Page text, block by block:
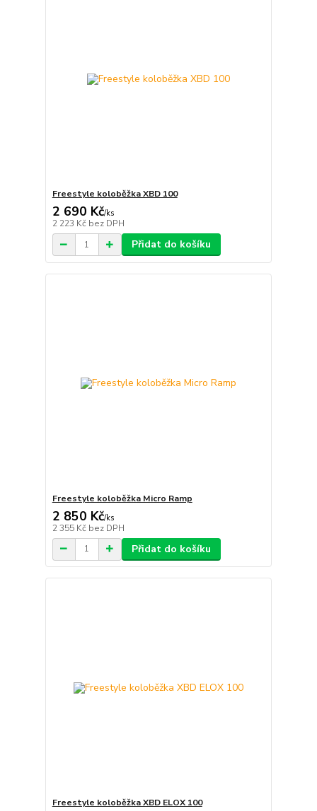
Freestyle koloběžka XBD 100
2 690 Kč/ks
2 223 Kč bez DPH
Přidat do košíku
Freestyle koloběžka Micro Ramp
2 850 Kč/ks
2 355 Kč bez DPH
Přidat do košíku
Freestyle koloběžka XBD ELOX 100